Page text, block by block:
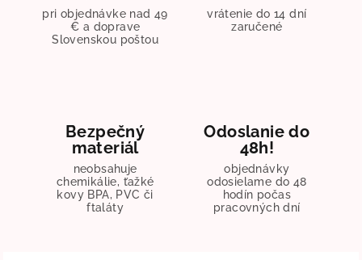
pri objednávke nad 49
€ a doprave
Slovenskou poštou
vrátenie do 14 dní
zaručené
Bezpečný
materiál
neobsahuje
chemikálie, ťažké
kovy BPA, PVC či
ftaláty
Odoslanie do
48h!
objednávky
odosielame do 48
hodín počas
pracovných dní